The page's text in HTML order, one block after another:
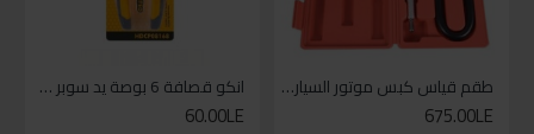
طقم قياس كبس موتور السياره 3 ق
675.00LE
انكو قصافة 6 بوصة يد سوبر وان
60.00LE